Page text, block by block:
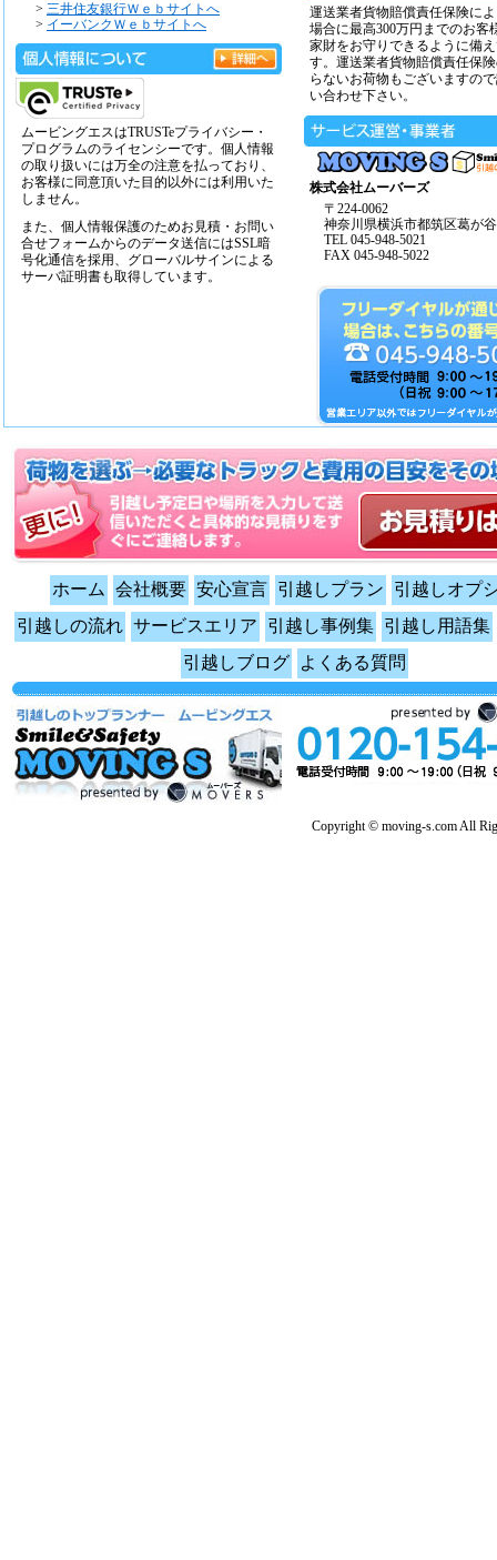
> 三井住友銀行Ｗｅｂサイトへ
> イーバンクＷｅｂサイトへ
ムービングエスはTRUSTeプライバシー・
プログラムのライセンシーです。個人情報
の取り扱いには万全の注意を払っており、
お客様に同意頂いた目的以外には利用いた
しません。
また、個人情報保護のためお見積・お問い
合せフォームからのデータ送信にはSSL暗
号化通信を採用、グローバルサインによる
サーバ証明書も取得しています。
運送業者貨物賠償責任保険に
場合に最高300万円までのお客
家財をお守りできるように備
す。運送業者貨物賠償責任保
らないお荷物もございますの
い合わせ下さい。
株式会社ムーバーズ
〒224-0062
神奈川県横浜市都筑区葛が
TEL 045-948-5021
FAX 045-948-5022
ホーム 会社概要 安心宣言 引越しプラン
引越しオプ
引越しの流れ サービスエリア 引越し事例集 引越し用語集
引越しブログ
よくある質問
Copyright © moving-s.com All